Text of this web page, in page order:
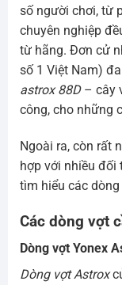
số người chơi, từ
chuyên nghiệp
từ hãng. Đơn cử
số 1 Việt Nam)
astrox 88D– cây
công, cho những
Ngoài ra, còn rất
hợp với nhiều đối
tìm hiểu các
Các dòng vợt
Dòng vợt Yonex
Dòng vợt Astrox